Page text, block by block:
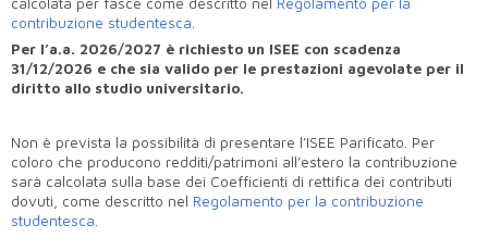
contribuzione studentesca
Per l’a.a. 2026/2027 è richiesto un ISEE con scadenza
31/12/2026 e che sia valido per le prestazioni agevolate per il
diritto allo studio universitario.
Non è prevista la possibilità di presentare l’ISEE Parificato. Per
coloro che producono redditi/patrimoni all’estero la contribuzione
sarà calcolata sulla base dei Coefficienti di rettifica dei contributi
dovuti, come descritto nel Regolamento per la contribuzione
studentesca